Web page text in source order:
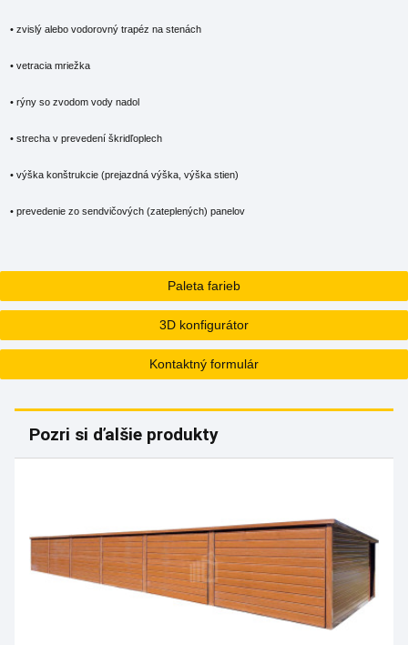
Paleta farieb
3D konfigurátor
Kontaktný formulár
• zvislý alebo vodorovný trapéz na stenách
• vetracia mriežka
• rýny so zvodom vody nadol
• strecha v prevedení škridľoplech
• výška konštrukcie (prejazdná výška, výška stien)
• prevedenie zo sendvičových (zateplených) panelov
Pozri si ďalšie produkty